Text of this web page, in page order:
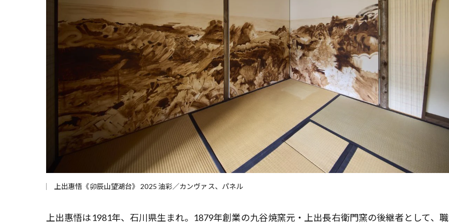
上出惠悟《卯辰山望湖台》 2025 油彩／カンヴァス、パネル
上出惠悟は1981年、石川県生まれ。1879年創業の九谷焼窯元・上出長右衛門窯の後継者として、